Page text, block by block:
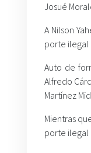
Josué
A Nilson
porte ilegal
Auto de
Alfredo
Martínez
Mientras
porte ilegal